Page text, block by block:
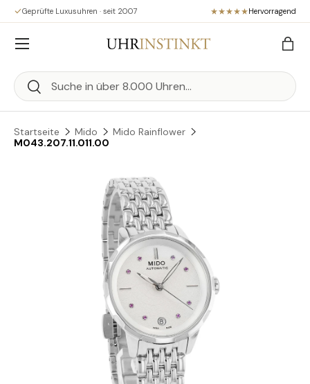
Direkt zum Inhalt
Geprüfte Luxusuhren · seit 2007 Hervorragend
Suchen
Suchen
Menü
Startseite Mido
Mido Rainflower
M043.207.11.011.00
Zu Produktinformationen springen